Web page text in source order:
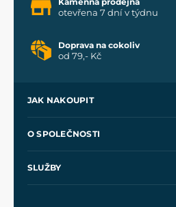
otevřena 7 dní v týdnu
Doprava na cokoliv
od 79,- Kč
JAK NAKOUPIT
Velkoobchod
O SPOLEČNOSTI
SLUŽBY